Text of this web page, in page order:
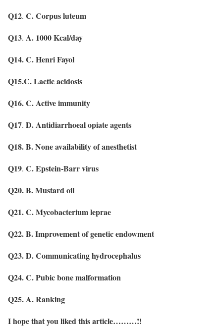
Q12. C. Corpus luteum
Q13. A. 1000 Kcal/day
Q14.C. Henri Fayol
Q15.C. Lactic acidosis
Q16.C. Active immunity
Q17. D. Antidiarrhoeal opiate agents
Q18. B. None availability of anesthetist
Q19. C. Epstein-Barr virus
Q20.B. Mustard oil
Q21. C. Mycobacterium leprae
Q22. B. Improvement of genetic endowment
Q23. D. Communicating hydrocephalus
Q24. C. Pubic bone malformation
Q25. A. Ranking
I hope that you liked this article………!!